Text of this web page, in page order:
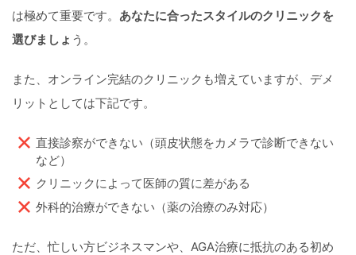
は極めて重要です。 あなたに合ったスタイルのクリニックを
選びましょ う。
また、オンライン完結のクリニックも増えていますが、デメ
リットとしては下記です。
直接診察ができない（頭皮状態をカメラで診断できない
など）
クリニックによって医師の質に差がある
外科的治療ができない（薬の治療のみ対応）
ただ、忙しい方ビジネスマンや、AGA治療に抵抗のある初め